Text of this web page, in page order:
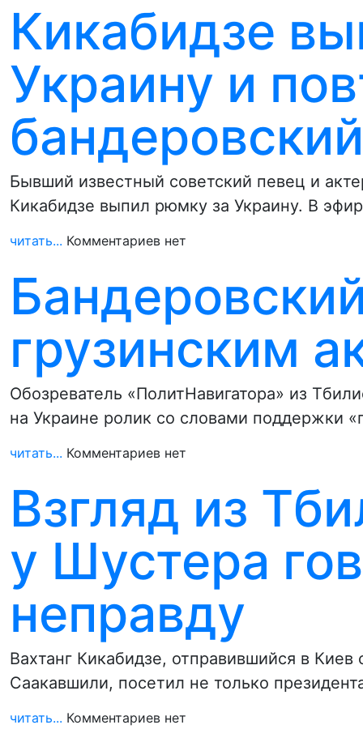
Кикабидзе
Украину и
Бывший известный советский певец и
Кикабидзе выпил рюмку за Украину. В
читать... Комментариев нет
грузинским
Обозреватель «ПолитНавигатора» из
на Украине ролик со словами поддержки
читать... Комментариев нет
Взгляд из
у Шустера
неправду
Вахтанг Кикабидзе, отправившийся в
Саакавшили, посетил не только
читать... Комментариев нет